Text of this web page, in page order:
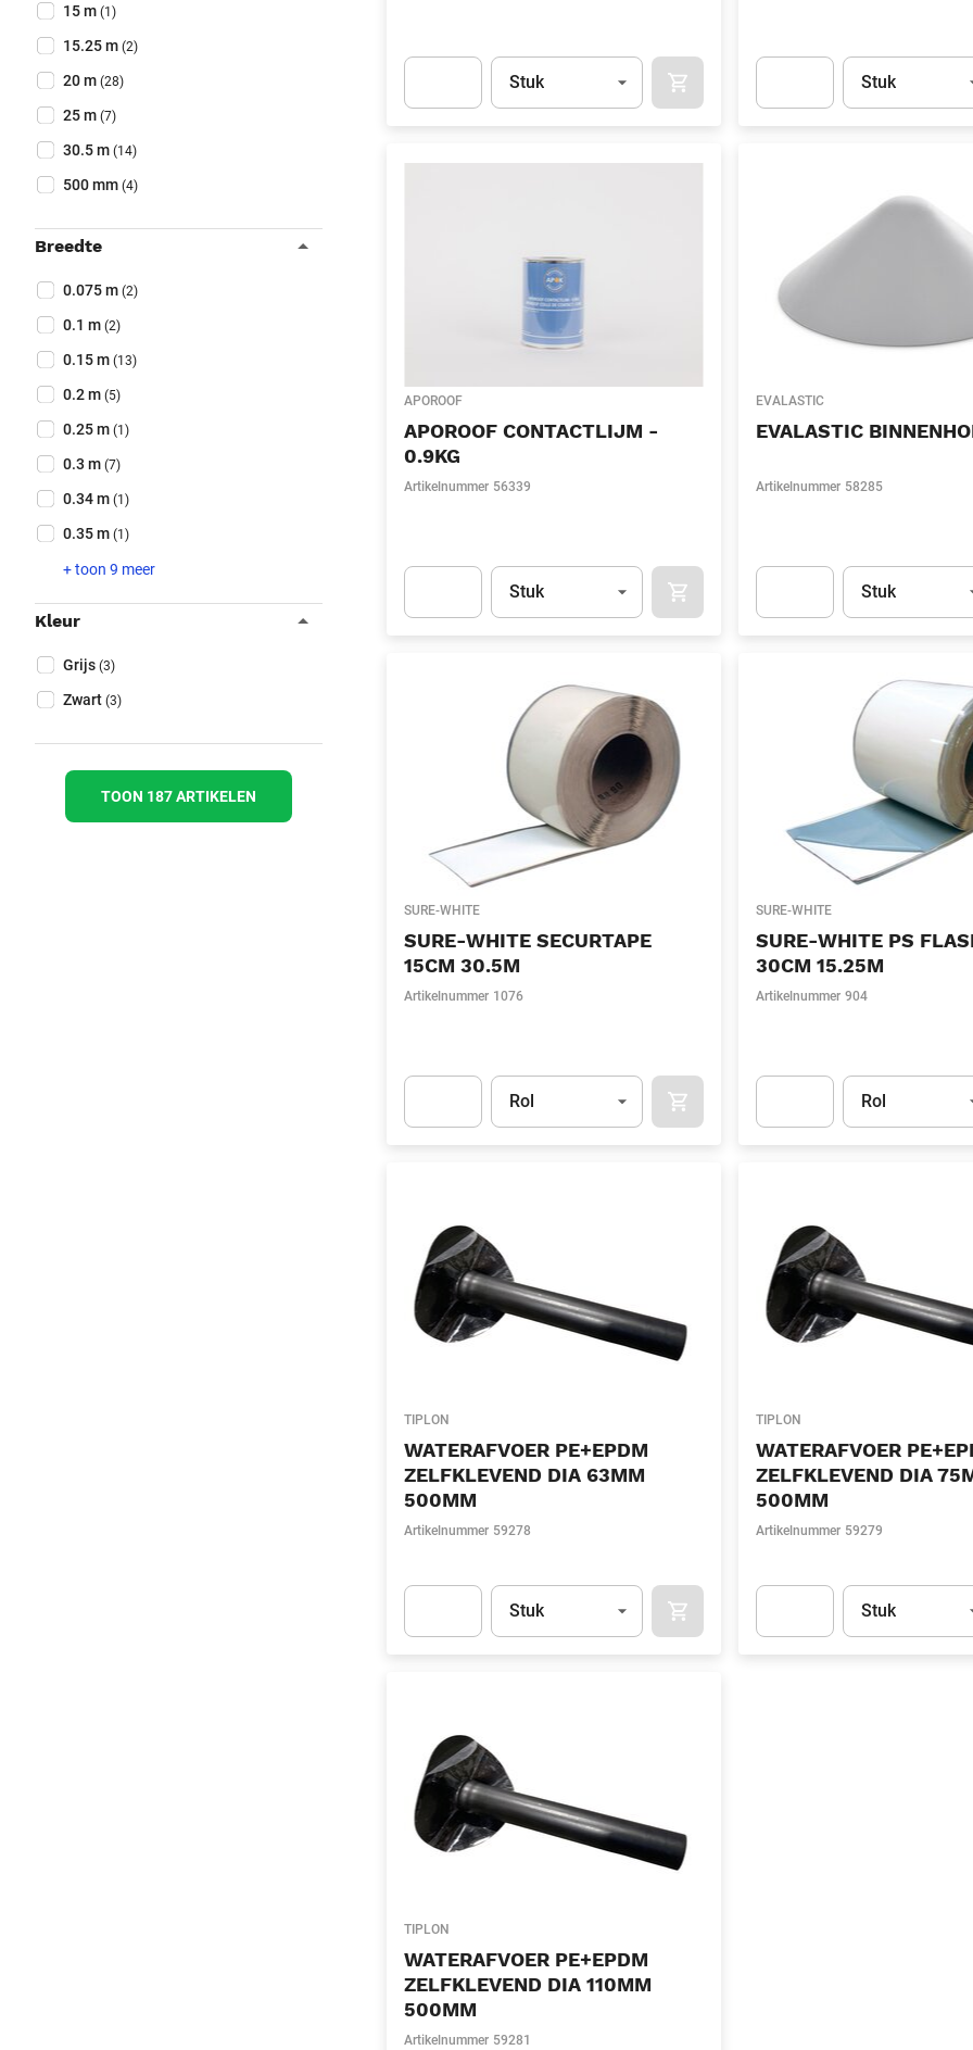
15 m (1)
15.25 m (2)
20 m (28)
25 m (7)
30.5 m (14)
500 mm (4)
Breedte
Breedte (Optioneel)
0.075 m (2)
0.1 m (2)
0.15 m (13)
0.2 m (5)
0.25 m (1)
0.3 m (7)
0.34 m (1)
0.35 m (1)
+ toon 9 meer
Kleur
Kleur (Optioneel)
Grijs (3)
Zwart (3)
TOON 187 ARTIKELEN
Eenheid
Stuk
Eenheid
Stuk
APOROOF
APOROOF CONTACTLIJM -
0.9KG
Artikelnummer 56339
Eenheid
Stuk
EVALASTIC
EVALASTIC
Artikelnummer 58285
Eenheid
Stuk
SURE-WHITE
SURE-WHITE SECURTAPE
15CM 30.5M
Artikelnummer 1076
Eenheid
Rol
SURE-WHITE
SURE-WHITE PS
30CM 15.25M
Artikelnummer 904
Eenheid
Rol
TIPLON
WATERAFVOER PE+EPDM
ZELFKLEVEND DIA 63MM
500MM
Artikelnummer 59278
Eenheid
Stuk
TIPLON
WATERAFVOER
ZELFKLEVEND DIA
500MM
Artikelnummer 59279
Eenheid
Stuk
TIPLON
WATERAFVOER PE+EPDM
ZELFKLEVEND DIA 110MM
500MM
Artikelnummer 59281